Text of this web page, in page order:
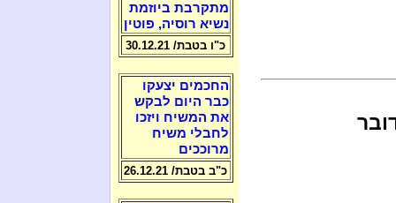
מתקרבת ביוזמת
נשיא רוסיה, פוטין
כ"ו בטבת/ 30.12.21
החכמים יצעקו
כבר היום לבקש
את המשיח ויזכו
לחבלי משיח
מרוככים
כ"ב בטבת/ 26.12.21